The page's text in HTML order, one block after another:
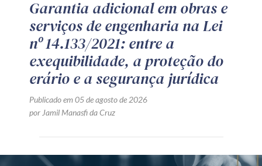
Garantia adicional em obras e
serviços de engenharia na Lei
nº 14.133/2021: entre a
exequibilidade, a proteção do
erário e a segurança jurídica
Publicado em 05 de agosto de 2026
por Jamil Manasfi da Cruz